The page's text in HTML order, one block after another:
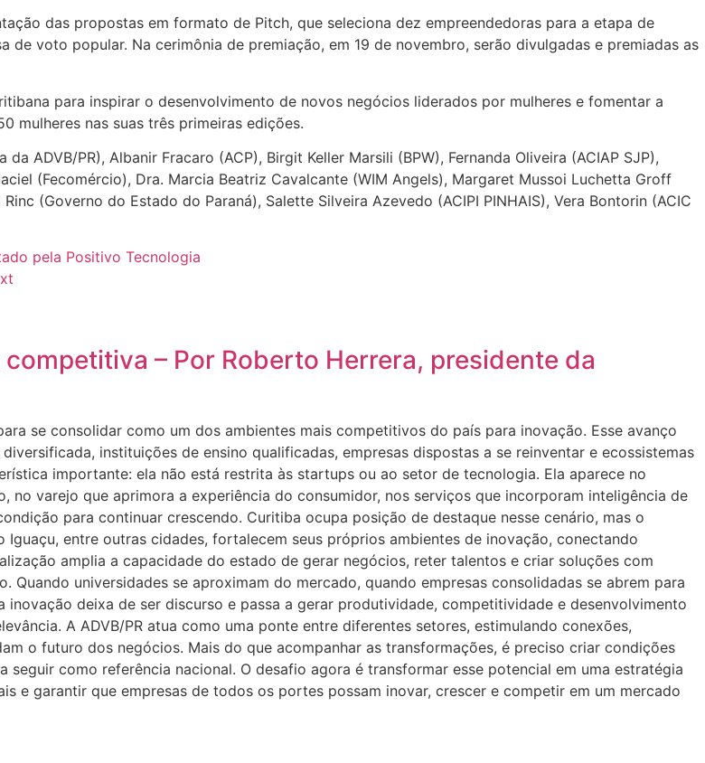
das propostas em formato de Pitch, que seleciona dez empreendedoras para a etapa de
voto popular. Na cerimônia de premiação, em 19 de novembro, serão divulgadas e premiadas as
para inspirar o desenvolvimento de novos negócios liderados por mulheres e fomentar a
mulheres nas suas três primeiras edições.
ADVB/PR), Albanir Fracaro (ACP), Birgit Keller Marsili (BPW), Fernanda Oliveira (ACIAP SJP),
(Fecomércio), Dra. Marcia Beatriz Cavalcante (WIM Angels), Margaret Mussoi Luchetta Groff
(Governo do Estado do Paraná), Salette Silveira Azevedo (ACIPI PINHAIS), Vera Bontorin (ACIC
pela Positivo Tecnologia
– Por Roberto Herrera, presidente da
se consolidar como um dos ambientes mais competitivos do país para inovação. Esse avanço
instituições de ensino qualificadas, empresas dispostas a se reinventar e ecossistemas
importante: ela não está restrita às startups ou ao setor de tecnologia. Ela aparece no
varejo que aprimora a experiência do consumidor, nos serviços que incorporam inteligência de
para continuar crescendo. Curitiba ocupa posição de destaque nesse cenário, mas o
entre outras cidades, fortalecem seus próprios ambientes de inovação, conectando
amplia a capacidade do estado de gerar negócios, reter talentos e criar soluções com
universidades se aproximam do mercado, quando empresas consolidadas se abrem para
deixa de ser discurso e passa a gerar produtividade, competitividade e desenvolvimento
A ADVB/PR atua como uma ponte entre diferentes setores, estimulando conexões,
o futuro dos negócios. Mais do que acompanhar as transformações, é preciso criar condições
seguir como referência nacional. O desafio agora é transformar esse potencial em uma estratégia
e garantir que empresas de todos os portes possam inovar, crescer e competir em um mercado